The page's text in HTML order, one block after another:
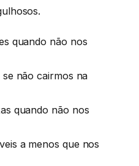
quando não nos
não cairmos na
quando não nos
a menos que nos